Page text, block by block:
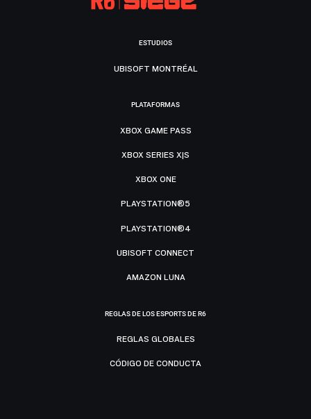
ESTUDIOS
UBISOFT MONTRÉAL
PLATAFORMAS
XBOX GAME PASS
XBOX SERIES X|S
XBOX ONE
PLAYSTATION®5
PLAYSTATION®4
UBISOFT CONNECT
AMAZON LUNA
REGLAS DE LOS ESPORTS DE R6
REGLAS GLOBALES
CÓDIGO DE CONDUCTA